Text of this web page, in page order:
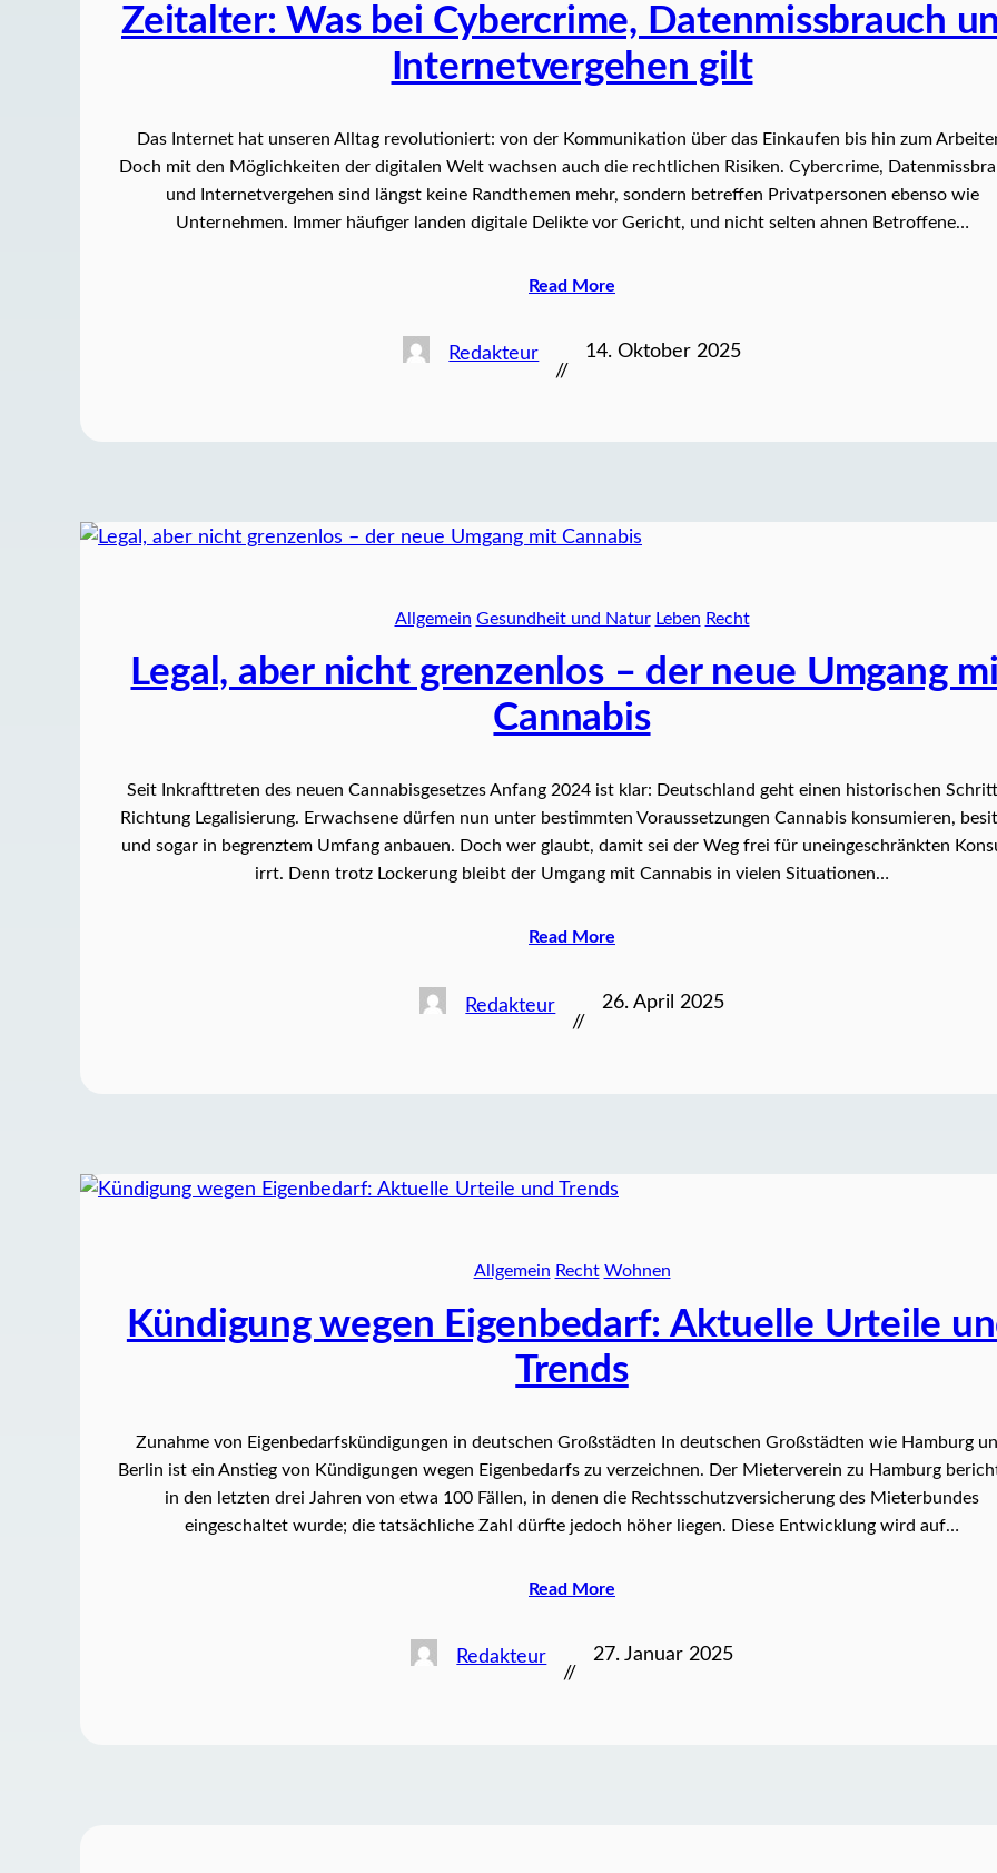
Zeitalter: Was bei Cybercrime, Datenmissbrauch
Internetvergehen gilt
Das Internet hat unseren Alltag revolutioniert: von der Kommunikation über das Einkaufen bis hin zum
Doch mit den Möglichkeiten der digitalen Welt wachsen auch die rechtlichen Risiken. Cybercrime,
und Internetvergehen sind längst keine Randthemen mehr, sondern betreffen Privatpersonen ebenso wie
Unternehmen. Immer häufiger landen digitale Delikte vor Gericht, und nicht selten ahnen Betroffene…
Read More
Redakteur
//
14. Oktober 2025
Allgemein Gesundheit und Natur Leben Recht
Legal, aber nicht grenzenlos – der neue Umgang
Cannabis
Seit Inkrafttreten des neuen Cannabisgesetzes Anfang 2024 ist klar: Deutschland geht einen historischen
Richtung Legalisierung. Erwachsene dürfen nun unter bestimmten Voraussetzungen Cannabis konsumieren,
und sogar in begrenztem Umfang anbauen. Doch wer glaubt, damit sei der Weg frei für uneingeschränkten
irrt. Denn trotz Lockerung bleibt der Umgang mit Cannabis in vielen Situationen…
Read More
Redakteur
//
26. April 2025
Allgemein Recht Wohnen
Kündigung wegen Eigenbedarf: Aktuelle Urteile
Trends
Zunahme von Eigenbedarfskündigungen in deutschen Großstädten In deutschen Großstädten wie Hamburg
Berlin ist ein Anstieg von Kündigungen wegen Eigenbedarfs zu verzeichnen. Der Mieterverein zu Hamburg
in den letzten drei Jahren von etwa 100 Fällen, in denen die Rechtsschutzversicherung des Mieterbundes
eingeschaltet wurde; die tatsächliche Zahl dürfte jedoch höher liegen. Diese Entwicklung wird auf…
Read More
Redakteur
//
27. Januar 2025